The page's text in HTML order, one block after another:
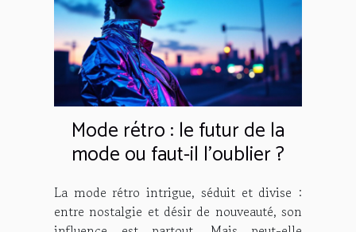
Mode rétro : le futur de la
mode ou faut-il l'oublier ?
La mode rétro intrigue, séduit et divise :
entre nostalgie et désir de nouveauté, son